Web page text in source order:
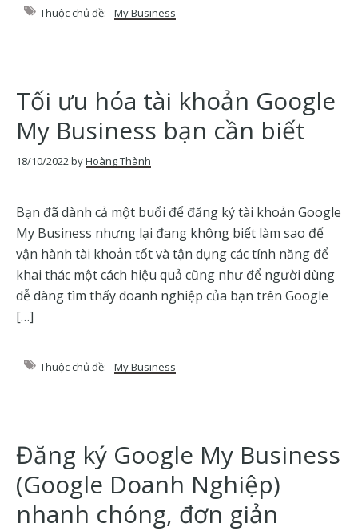
Thuộc chủ đề: My Business
Tối ưu hóa tài khoản Google
My Business bạn cần biết
18/10/2022byHoàng Thành
Bạn đã dành cả một buổi để đăng ký tài khoản Google
My Business nhưng lại đang không biết làm sao để
vận hành tài khoản tốt và tận dụng các tính năng để
khai thác một cách hiệu quả cũng như để người dùng
dễ dàng tìm thấy doanh nghiệp của bạn trên Google
[…]
Thuộc chủ đề: My Business
Đăng ký Google My Business
(Google Doanh Nghiệp)
nhanh chóng, đơn giản